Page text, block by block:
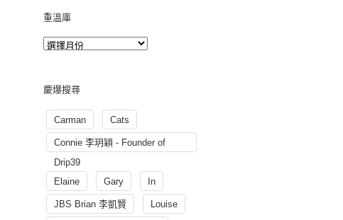
重溫庫
慶爆搜尋
Carman Cats
Connie 李玥穎 - Founder of
Drip39
Elaine
Gary In
JBS Brian 李凱賢 Louise